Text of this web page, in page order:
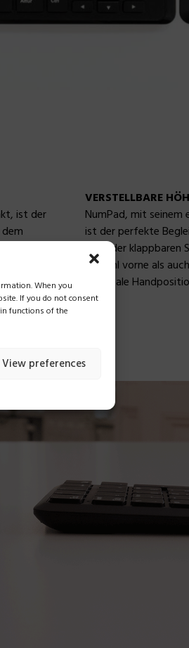
When you
If you do not consent
functions of the
View preferences
ist der
Wenn das
die
ist,
weiterhin
VERSTELLBARE
NumPad, mit seinem
ist der perfekte
Dank der
sowohl vorne als
die ideale